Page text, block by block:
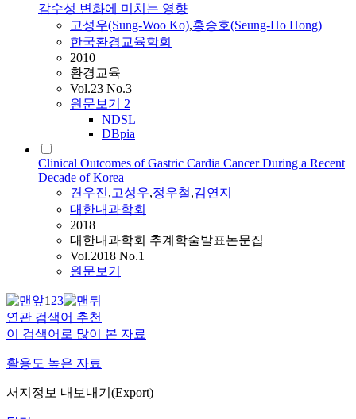
감수성 변화에 미치는 영향
고성우(Sung-Woo Ko),홍승호(Seung-Ho Hong)
한국환경교육학회
2010
환경교육
Vol.23 No.3
원문보기 2
NDSL
DBpia
Clinical Outcomes of Gastric Cardia Cancer During a Recent
Decade of Korea
견우진,고성우,정우철,김연지
대한내과학회
2018
대한내과학회 추계학술발표논문집
Vol.2018 No.1
원문보기
123
연관 검색어 추천
이 검색어로 많이 본 자료
활용도 높은 자료
서지정보 내보내기(Export)